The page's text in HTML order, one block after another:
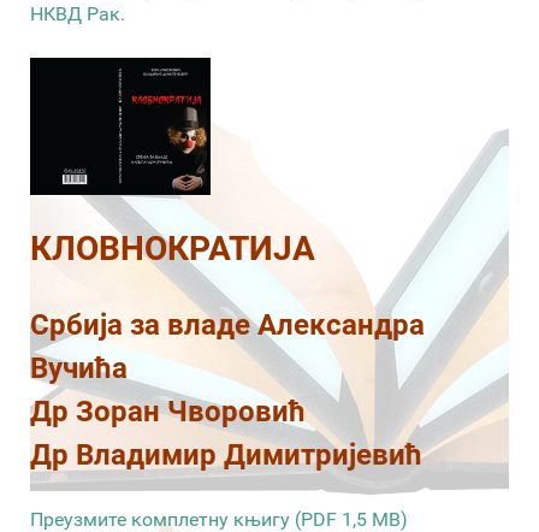
НКВД Рак.
КЛОВНОКРАТИЈА
Србија за владе Александра
Вучића
Др Зоран Чворовић
Др Владимир Димитријевић
Преузмите комплетну књигу (PDF 1,5 MB)